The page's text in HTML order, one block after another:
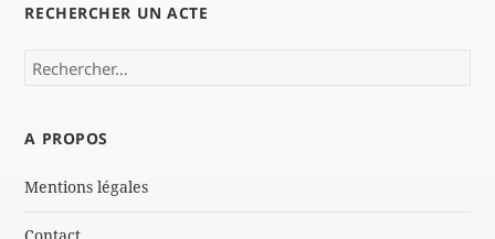
RECHERCHER UN ACTE
Rechercher :
A PROPOS
Mentions légales